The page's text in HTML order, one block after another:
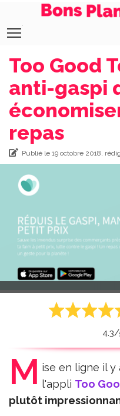
Too Good
anti-gaspi
repas
Publié le 19 octobre 2018,
4.3/
M ise en ligne il y
l'appli Too
plutôt